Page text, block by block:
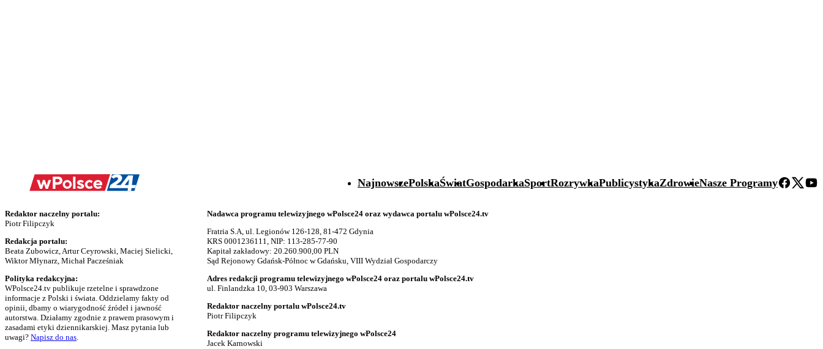
NajnowszePolskaŚwiatGospodarkaSportRozrywkaPublicystykaZdrowieNasze Programy
Redaktor naczelny portalu:
Piotr Filipczyk
Redakcja portalu:
Beata Zubowicz, Artur Ceyrowski, Maciej Sielicki,
Wiktor Młynarz, Michał Pacześniak
Polityka redakcyjna:
WPolsce24.tv publikuje rzetelne i sprawdzone
informacje z Polski i świata. Oddzielamy fakty od
opinii, dbamy o wiarygodność źródeł i jawność
autorstwa. Działamy zgodnie z prawem prasowym i
zasadami etyki dziennikarskiej. Masz pytania lub
uwagi? Napisz do nas.
Nadawca programu telewizyjnego wPolsce24 oraz wydawca portalu wPolsce24.tv
Fratria S.A, ul. Legionów 126-128, 81-472 Gdynia
KRS 0001236111, NIP: 113-285-77-90
Kapitał zakładowy: 20.260.900,00 PLN
Sąd Rejonowy Gdańsk-Północ w Gdańsku, VIII Wydział Gospodarczy
Adres redakcji programu telewizyjnego wPolsce24 oraz portalu wPolsce24.tv
ul. Finlandzka 10, 03-903 Warszawa
Redaktor naczelny portalu wPolsce24.tv
Piotr Filipczyk
Redaktor naczelny programu telewizyjnego wPolsce24
Jacek Karnowski